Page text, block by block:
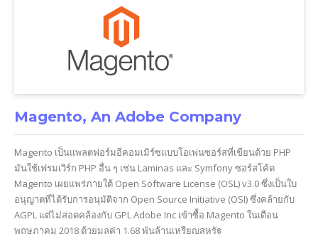
Magento, An Adobe Company
Magento เป็นแพลตฟอร์มอีคอมเมิร์ซแบบโอเพ่นซอร์สที่เขียนด้วย PHP
มันใช้เฟรมเวิร์ก PHP อื่น ๆ เช่น Laminas และ Symfony ซอร์สโค้ด
Magento เผยแพร่ภายใต้ Open Software License (OSL) v3.0 ซึ่งเป็นใบ
อนุญาตที่ได้รับการอนุมัติจาก Open Source Initiative (OSI) ซึ่งคล้ายกับ
AGPL แต่ไม่สอดคล้องกับ GPL Adobe Inc เข้าซื้อ Magento ในเดือน
พฤษภาคม 2018 ด้วยมูลค่า 1.68 พันล้านเหรียญสหรัฐ